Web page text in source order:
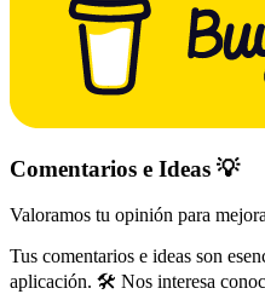
Comentarios e Ideas 💡
Valoramos tu opinión para
Tus comentarios e ideas son
aplicación. 🛠️ Nos interesa